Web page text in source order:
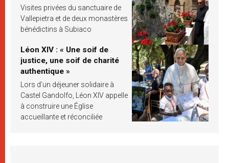
Visites privées du sanctuaire de
Vallepietra et de deux monastères
bénédictins à Subiaco
Léon XIV : « Une soif de
justice, une soif de charité
authentique »
Lors d’un déjeuner solidaire à
Castel Gandolfo, Léon XIV appelle
à construire une Église
accueillante et réconciliée